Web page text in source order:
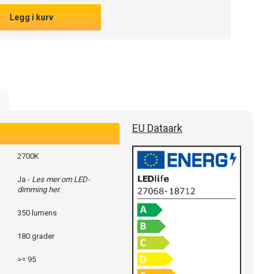
Legg i kurv
2700K
Ja - Les mer om LED-
dimming her.
350 lumens
180 grader
>= 95
EU Dataark